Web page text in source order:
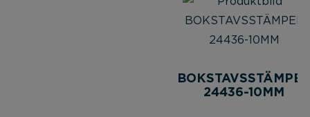
BOKSTAVSSTÄMPEL
24436-10MM